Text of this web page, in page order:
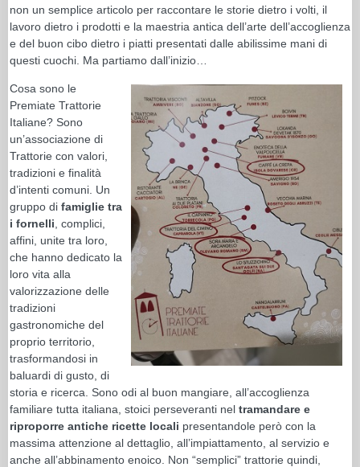
non un semplice articolo per raccontare le storie dietro i volti, il
lavoro dietro i prodotti e la maestria antica dell’arte dell’accoglienza
e del buon cibo dietro i piatti presentati dalle abilissime mani di
questi cuochi. Ma partiamo dall’inizio…
Cosa sono le
Premiate Trattorie
Italiane? Sono
un’associazione di
Trattorie con valori,
tradizioni e finalità
d’intenti comuni. Un
gruppo di famiglie tra
i fornelli , complici,
affini, unite tra loro,
che hanno dedicato la
loro vita alla
valorizzazione delle
tradizioni
gastronomiche del
proprio territorio,
trasformandosi in
baluardi di gusto, di
storia e ricerca. Sono odi al buon mangiare, all’accoglienza
familiare tutta italiana, stoici perseveranti nel tramandare e
riproporre antiche ricette locali presentandole però con la
massima attenzione al dettaglio, all’impiattamento, al servizio e
anche all’abbinamento enoico. Non “semplici” trattorie quindi,